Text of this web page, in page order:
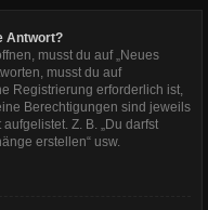
Antwort?
musst du auf „Neues
musst du auf
Registrierung erforderlich ist,
Berechtigungen sind jeweils
Z. B. „Du darfst
erstellen“ usw.